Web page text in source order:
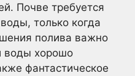
Почве требуется
только когда
полива важно
воды хорошо
фантастическое